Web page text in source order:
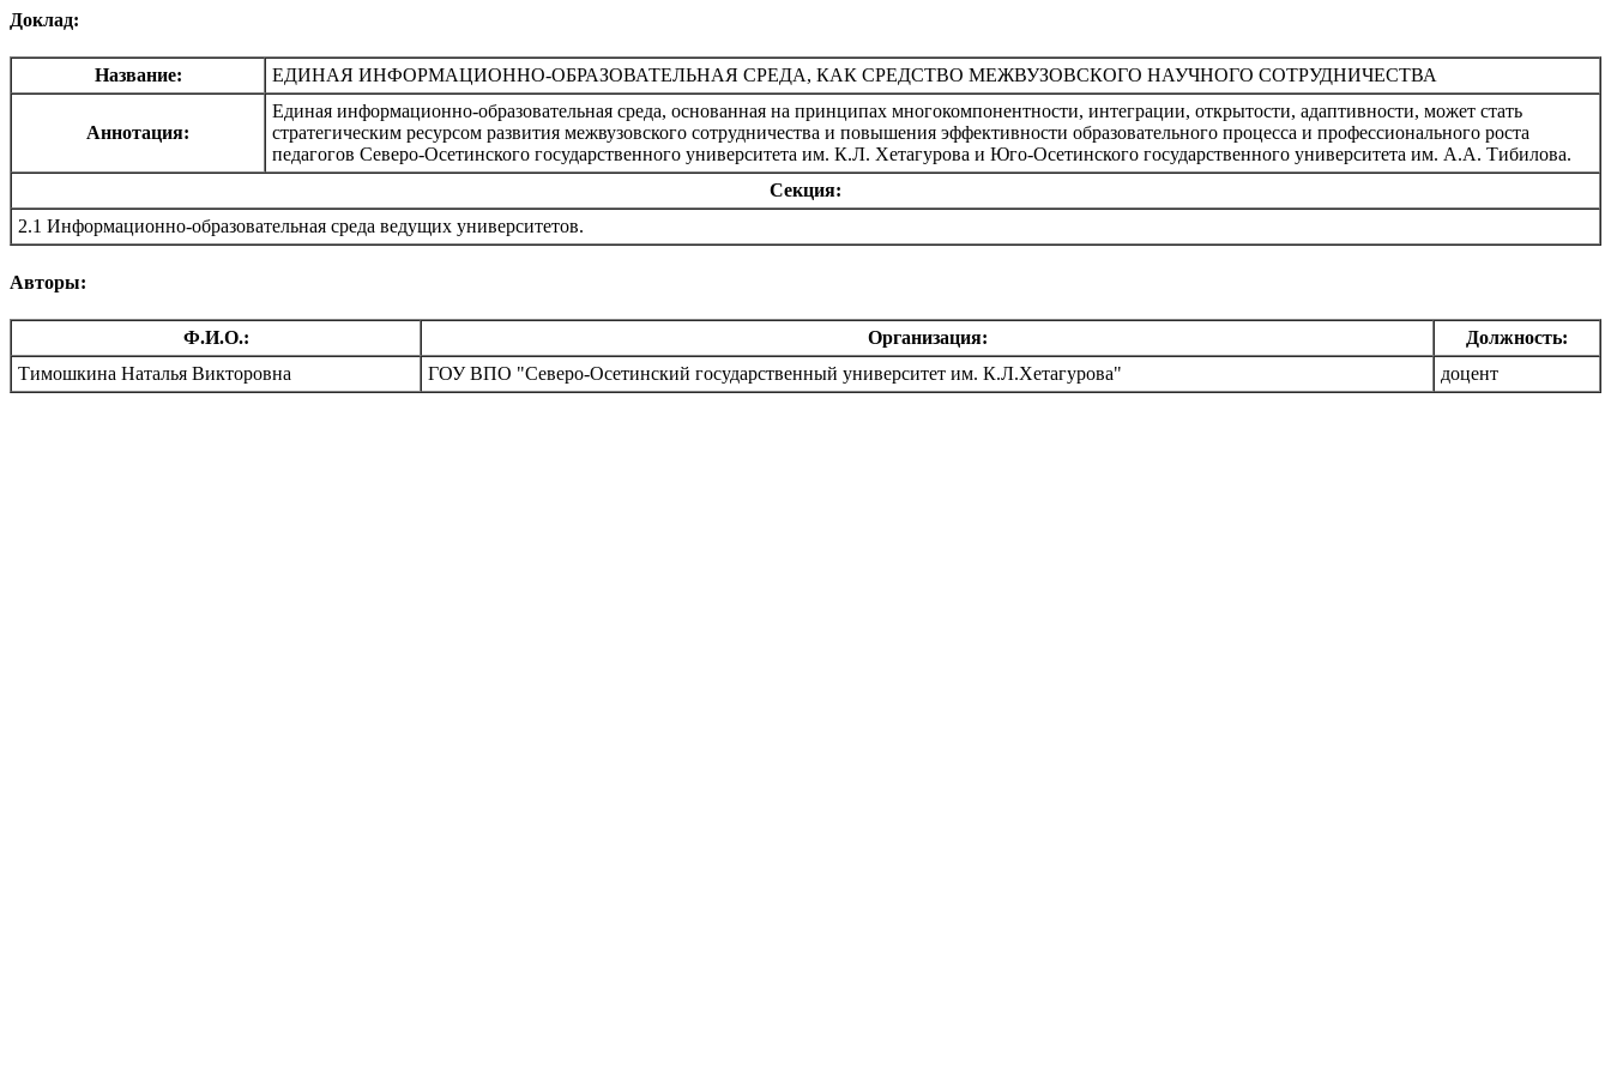
Доклад:
Название: ЕДИНАЯ ИНФОРМАЦИОННО-ОБРАЗОВАТЕЛЬНАЯ СРЕДА, КАК СРЕДСТВО МЕЖВУЗОВСКОГО НАУЧНОГО СОТРУДНИЧЕСТВА
Аннотация:
Единая информационно-образовательная среда, основанная на принципах многокомпонентности, интеграции, открытости, адаптивности, может стать
стратегическим ресурсом развития межвузовского сотрудничества и повышения эффективности образовательного процесса и профессионального роста
педагогов Северо-Осетинского государственного университета им. К.Л. Хетагурова и Юго-Осетинского государственного университета им. А.А. Тибилова.
Секция:
2.1 Информационно-образовательная среда ведущих университетов.
Авторы:
Ф.И.О.: Организация:
Должность:
Тимошкина Наталья Викторовна
ГОУ ВПО "Северо-Осетинский государственный университет им. К.Л.Хетагурова" доцент